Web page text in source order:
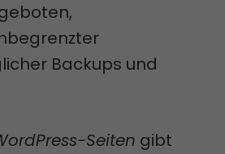
Backups und
Seiten gibt